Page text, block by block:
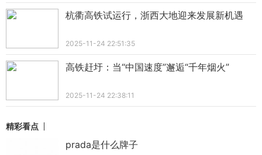
杭衢高铁试运行，浙西大地迎来发展新机遇
2025-11-24 22:51:35
高铁赶圩：当“中国速度”邂逅“千年烟火”
2025-11-24 22:38:11
精彩看点
prada是什么牌子